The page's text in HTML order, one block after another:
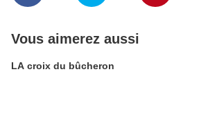
Vous aimerez aussi
LA croix du bûcheron